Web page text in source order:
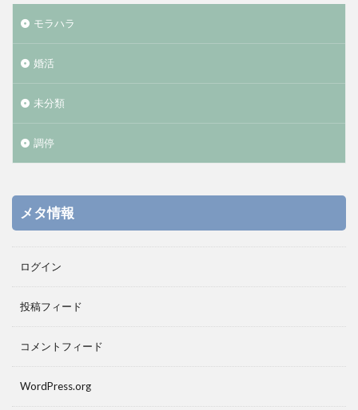
モラハラ
婚活
未分類
調停
メタ情報
ログイン
投稿フィード
コメントフィード
WordPress.org